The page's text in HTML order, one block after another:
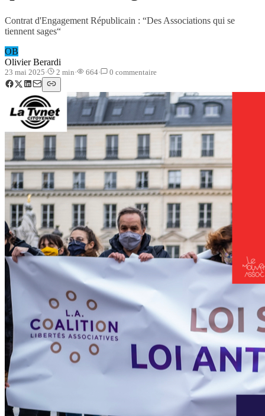
Contrat d'Engagement Républicain : “Des Associations qui se
tiennent sages“
OB
Olivier Berardi
23 mai 2025· 2 min· 664· 0 commentaire